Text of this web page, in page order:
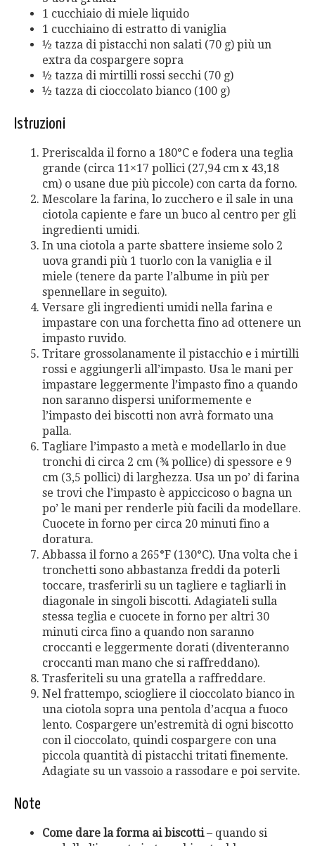
1 cucchiaio di miele liquido
1 cucchiaino di estratto di vaniglia
½ tazza di pistacchi non salati (70 g) più un
extra da cospargere sopra
½ tazza di mirtilli rossi secchi (70 g)
½ tazza di cioccolato bianco (100 g)
Istruzioni
Preriscalda il forno a 180°C e fodera una teglia
grande (circa 11×17 pollici (27,94 cm x 43,18
cm) o usane due più piccole) con carta da forno.
Mescolare la farina, lo zucchero e il sale in una
ciotola capiente e fare un buco al centro per gli
ingredienti umidi.
In una ciotola a parte sbattere insieme solo 2
uova grandi più 1 tuorlo con la vaniglia e il
miele (tenere da parte l’albume in più per
spennellare in seguito).
Versare gli ingredienti umidi nella farina e
impastare con una forchetta fino ad ottenere un
impasto ruvido.
Tritare grossolanamente il pistacchio e i mirtilli
rossi e aggiungerli all’impasto. Usa le mani per
impastare leggermente l’impasto fino a quando
non saranno dispersi uniformemente e
l’impasto dei biscotti non avrà formato una
palla.
Tagliare l’impasto a metà e modellarlo in due
tronchi di circa 2 cm (¾ pollice) di spessore e 9
cm (3,5 pollici) di larghezza. Usa un po’ di farina
se trovi che l’impasto è appiccicoso o bagna un
po’ le mani per renderle più facili da modellare.
Cuocete in forno per circa 20 minuti fino a
doratura.
Abbassa il forno a 265°F (130°C). Una volta che i
tronchetti sono abbastanza freddi da poterli
toccare, trasferirli su un tagliere e tagliarli in
diagonale in singoli biscotti. Adagiateli sulla
stessa teglia e cuocete in forno per altri 30
minuti circa fino a quando non saranno
croccanti e leggermente dorati (diventeranno
croccanti man mano che si raffreddano).
Trasferiteli su una gratella a raffreddare.
Nel frattempo, sciogliere il cioccolato bianco in
una ciotola sopra una pentola d’acqua a fuoco
lento. Cospargere un’estremità di ogni biscotto
con il cioccolato, quindi cospargere con una
piccola quantità di pistacchi tritati finemente.
Adagiate su un vassoio a rassodare e poi servite.
Note
Come dare la forma ai biscotti– quando si